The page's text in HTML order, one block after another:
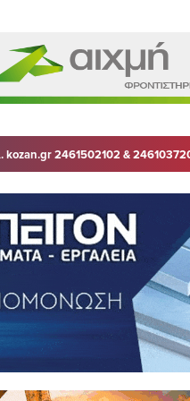
kozan.gr 2461502102 &